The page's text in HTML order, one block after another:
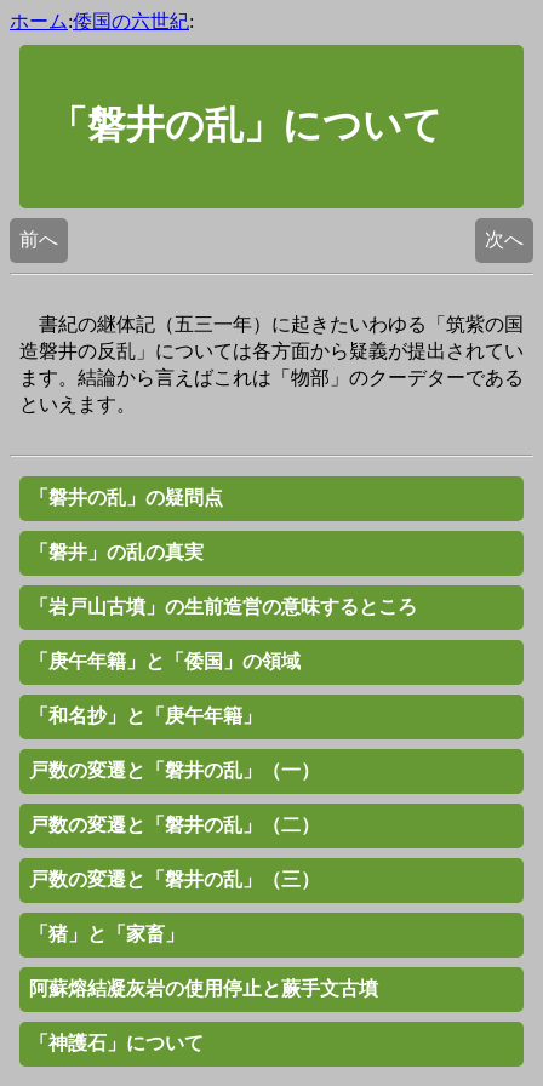
ホーム:倭国の六世紀:
「磐井の乱」について
前へ 次へ
書紀の継体記（五三一年）に起きたいわゆる「筑紫の国
造磐井の反乱」については各方面から疑義が提出されてい
ます。結論から言えばこれは「物部」のクーデターである
といえます。
「磐井の乱」の疑問点
「磐井」の乱の真実
「岩戸山古墳」の生前造営の意味するところ
「庚午年籍」と「倭国」の領域
「和名抄」と「庚午年籍」
戸数の変遷と「磐井の乱」（一）
戸数の変遷と「磐井の乱」（二）
戸数の変遷と「磐井の乱」（三）
「猪」と「家畜」
阿蘇熔結凝灰岩の使用停止と蕨手文古墳
「神護石」について